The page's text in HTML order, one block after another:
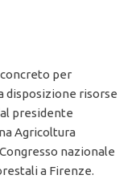
per
disposizione risorse
presidente
Agricoltura
nazionale
a Firenze.